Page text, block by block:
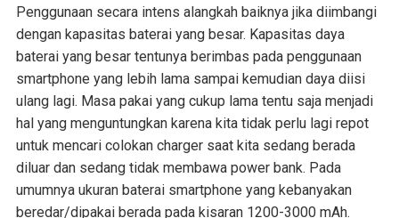
Penggunaan secara intens alangkah baiknya jika diimbangi
dengan kapasitas baterai yang besar. Kapasitas daya
baterai yang besar tentunya berimbas pada penggunaan
smartphone yang lebih lama sampai kemudian daya diisi
ulang lagi. Masa pakai yang cukup lama tentu saja menjadi
hal yang menguntungkan karena kita tidak perlu lagi repot
untuk mencari colokan charger saat kita sedang berada
diluar dan sedang tidak membawa power bank. Pada
umumnya ukuran baterai smartphone yang kebanyakan
beredar/dipakai berada pada kisaran 1200-3000 mAh.